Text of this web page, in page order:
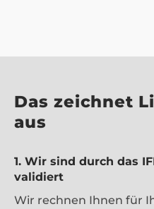
Das zeichnet
aus
1. Wir sind durch das
validiert
Wir rechnen Ihnen für